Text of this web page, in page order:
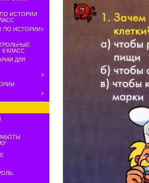
ИСТОРИИ
ПО ИСТОРИИ
КЛАСС
ДЛЯ